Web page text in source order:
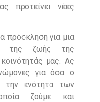
προτείνει νέες
πρόσκληση για μια
της ζωής της
μας. Ας
για όσα ο
την ενότητα των
ζούμε και